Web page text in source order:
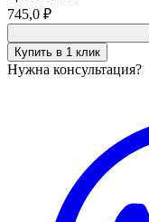
745,0 ₽
Купить в 1 клик
Нужна консультация?